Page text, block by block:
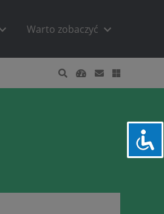
Warto zobaczyć